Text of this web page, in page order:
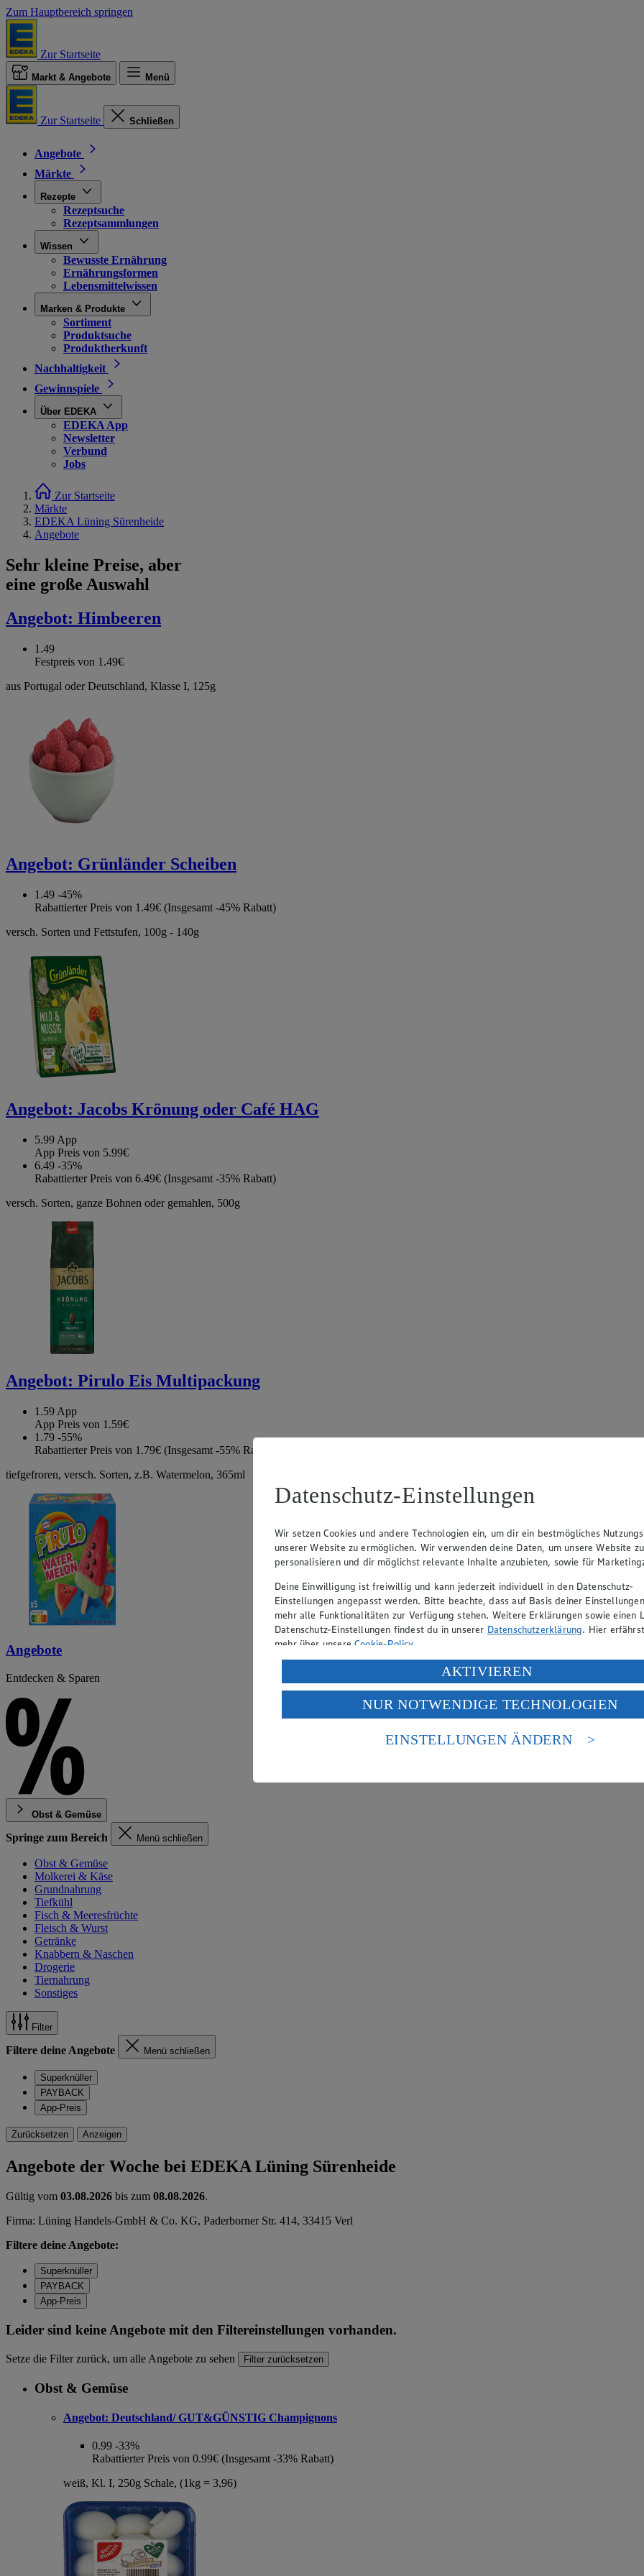
Zum Hauptbereich springen
Zur Startseite
Markt & Angebote Menü
Zur Startseite Schließen
Angebote
Märkte
Rezepte
Rezeptsuche
Rezeptsammlungen
Wissen
Bewusste Ernährung
Ernährungsformen
Lebensmittelwissen
Marken & Produkte
Sortiment
Produktsuche
Produktherkunft
Nachhaltigkeit
Gewinnspiele
Über EDEKA
EDEKA App
Newsletter
Verbund
Jobs
Zur Startseite
Märkte
EDEKA Lüning Sürenheide
Angebote
Sehr kleine Preise, aber
eine große Auswahl
Angebot: Himbeeren
1.49
Festpreis von 1.49€
aus Portugal oder Deutschland, Klasse I, 125g
Angebot: Grünländer Scheiben
1.49 -45%
Rabattierter Preis von 1.49€ (Insgesamt -45% Rabatt)
versch. Sorten und Fettstufen, 100g - 140g
Angebot: Jacobs Krönung oder Café HAG
5.99 App
App Preis von 5.99€
6.49 -35%
Rabattierter Preis von 6.49€ (Insgesamt -35% Rabatt)
versch. Sorten, ganze Bohnen oder gemahlen, 500g
Angebot: Pirulo Eis Multipackung
1.59 App
App Preis von 1.59€
1.79 -55%
Rabattierter Preis von 1.79€ (Insgesamt -55% Rabatt)
tiefgefroren, versch. Sorten, z.B. Watermelon, 365ml
Angebote
Entdecken & Sparen
Obst & Gemüse
Springe zum Bereich Menü schließen
Obst & Gemüse
Molkerei & Käse
Grundnahrung
Tiefkühl
Fisch & Meeresfrüchte
Fleisch & Wurst
Getränke
Knabbern & Naschen
Drogerie
Tiernahrung
Sonstiges
Filter
Filtere deine Angebote Menü schließen
Superknüller
PAYBACK
App-Preis
Zurücksetzen Anzeigen
Angebote der Woche bei EDEKA Lüning Sürenheide
Gültig vom 03.08.2026 bis zum 08.08.2026.
Firma: Lüning Handels-GmbH & Co. KG, Paderborner Str. 414, 33415 Verl
Filtere deine Angebote:
Superknüller
PAYBACK
App-Preis
Leider sind keine Angebote mit den Filtereinstellungen vorhanden.
Setze die Filter zurück, um alle Angebote zu sehen Filter zurücksetzen
Obst & Gemüse
Angebot: Deutschland/ GUT&GÜNSTIG Champignons
0.99 -33%
Rabattierter Preis von 0.99€ (Insgesamt -33% Rabatt)
weiß, Kl. I, 250g Schale, (1kg = 3,96)
Datenschutz-Einstellungen
Wir setzen Cookies und andere Technologien ein, um dir ein bestmögliches
unserer Website zu ermöglichen. Wir verwenden deine Daten, um unsere Website zu
personalisieren und dir möglichst relevante Inhalte anzubieten, sowie für
Deine Einwilligung ist freiwillig und kann jederzeit individuell in den Datenschutz-
Einstellungen angepasst werden. Bitte beachte, dass auf Basis deiner
mehr alle Funktionalitäten zur Verfügung stehen. Weitere Erklärungen sowie einen
Datenschutz-Einstellungen findest du in unserer Datenschutzerklärung. Hier
mehr über unsereCookie-Policy.
Verarbeitung deiner personenbezogenen Daten in den USA durch Facebook und
Wenn du auf „Aktivieren“ klickst, willigst du im Sinne des Art. 49 Abs. 1 Satz 1 lit.
ein, dass deine Daten in den USA verarbeitet werden. Der EuGH sieht die USA als
einem nach europäischen Standards nicht angemessenen Datenschutzniveau an. Es
Risiko eines Zugriffs durch US-amerikanische Behörden.
AKTIVIEREN
NUR NOTWENDIGE TECHNOLOGIEN
EINSTELLUNGEN ÄNDERN